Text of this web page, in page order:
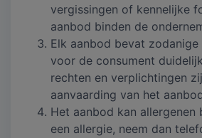
vergissingen of kennelijke
aanbod binden de
Elk aanbod bevat
voor de consument
rechten en verplichtingen
aanvaarding van het
Het aanbod kan allergenen
een allergie, neem dan